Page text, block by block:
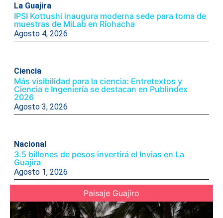
La Guajira
IPSI Kottushi inaugura moderna sede para toma de
muestras de MiLab en Riohacha
Agosto 4, 2026
Ciencia
Más visibilidad para la ciencia: Entretextos y
Ciencia e Ingeniería se destacan en Publindex
2026
Agosto 3, 2026
Nacional
3.5 billones de pesos invertirá el Invias en La
Guajira
Agosto 1, 2026
Paisaje Guajiro